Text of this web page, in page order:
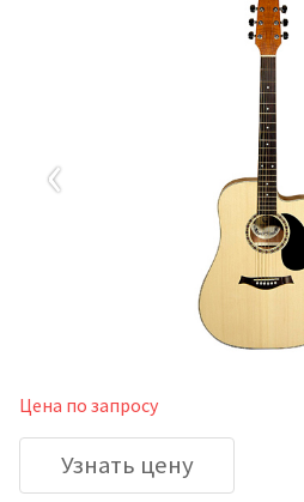
‹
Цена по запросу
Узнать цену